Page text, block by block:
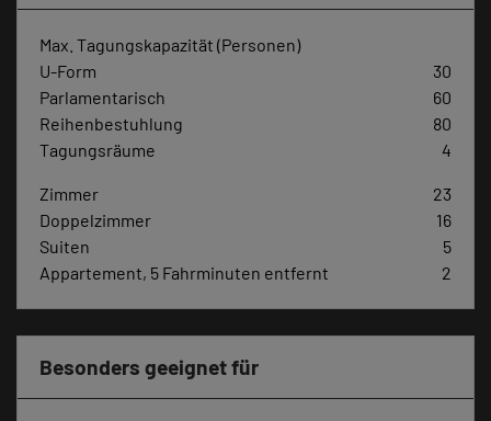
Max. Tagungskapazität (Personen)
U-Form
30
Parlamentarisch
60
Reihenbestuhlung
80
Tagungsräume
4
Zimmer
23
Doppelzimmer
16
Suiten
5
Appartement, 5 Fahrminuten entfernt
2
Besonders geeignet für